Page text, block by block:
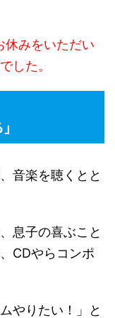
みをいただい
した。
音楽を聴くとと
息子の喜ぶこと
CDやらコンポ
やりたい！」と